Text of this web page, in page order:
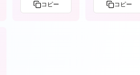
コピー コピー